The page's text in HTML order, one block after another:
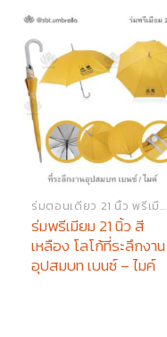
ร่มตอนเดียว 21 นิ้ว พรีเมียม
ร่มพรีเมียม 21 นิ้ว สี
เหลือง โลโก้ที่ระลึกงาน
อุปสมบท เบนซ์ – ไมค์